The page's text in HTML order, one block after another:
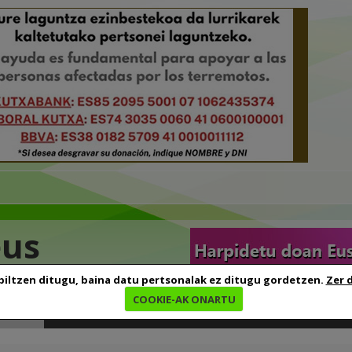
ditugu, baina datu pertsonalak ez ditugu gordetzen. Zer
COOKIE-AK ONARTU
Euskara ikasten